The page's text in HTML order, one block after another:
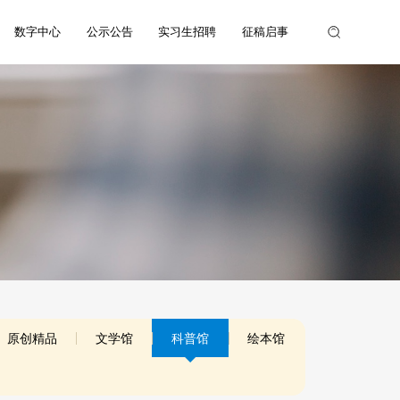
数字中心 公示公告 实习生招聘 征稿启事
原创精品 文学馆 科普馆 绘本馆